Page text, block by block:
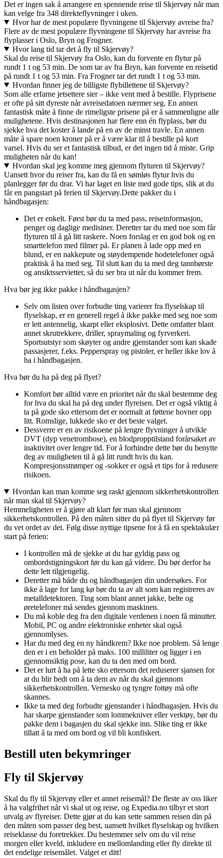
Det er ingen sak å arrangere en spennende reise til Skjervøy når man
kan velge fra 348 direkteflyvninger i uken.
Hvor har de mest populære flyvningene til Skjervøy avreise fra?
Flere av de mest populære flyvningene til Skjervøy har avreise fra
flyplasser i Oslo, Bryn og Frogner.
Hvor lang tid tar det å fly til Skjervøy?
Skal du reise til Skjervøy fra Oslo, kan du forvente en flytur på
rundt 1 t og 53 min. De som tar av fra Bryn, kan forvente en reisetid
på rundt 1 t og 53 min. Fra Frogner tar det rundt 1 t og 53 min.
Hvordan finner jeg de billigste flybillettene til Skjervøy?
Som alle erfarne jetsettere sier – ikke vent med å bestille. Flyprisene
er ofte på sitt dyreste når avreisedatoen nærmer seg. En annen
fantastisk måte å finne de rimeligste prisene på er å sammenligne alle
mulighetene. Hvis destinasjonen har flere enn én flyplass, bør du
sjekke hva det koster å lande på en av de minst travle. En annen
måte å spare noen kroner på er å være klar til å bestille på kort
varsel. Hvis du ser et fantastisk tilbud, er det ingen tid å miste. Grip
muligheten når du kan!
Hvordan skal jeg komme meg gjennom flyturen til Skjervøy?
Uansett hvor du reiser fra, kan du få en sømløs flytur hvis du
planlegger før du drar. Vi har laget en liste med gode tips, slik at du
får en pangstart på ferien til Skjervøy.Dette pakker du i
håndbagasjen:
Det er enkelt. Først bør du ta med pass, reiseinformasjon,
penger og daglige medisiner. Deretter tar du med noe som får
flyturen til å gå litt raskere. Noen forslag er en god bok og en
smarttelefon med filmer på. Er planen å lade opp med en
blund, er en nakkepute og støydempende hodetelefoner også
praktisk å ha med seg. Til slutt kan du ta med deg tannbørste
og ansiktsservietter, så du ser bra ut når du kommer frem.
Hva bør jeg ikke pakke i håndbagasjen?
Selv om listen over forbudte ting varierer fra flyselskap til
flyselskap, er en generell regel å ikke pakke med seg noe som
er lett antennelig, skarpt eller eksplosivt. Dette omfatter blant
annet skrutrekkere, driller, spraymaling og fyrverkeri.
Sportsutstyr som skøyter og andre gjenstander som kan skade
passasjerer, f.eks. Pepperspray og pistoler, er heller ikke lov å
ha i håndbagasjen.
Hva bør du ha på deg på flyet?
Komfort bør alltid være en prioritet når du skal bestemme deg
for hva du skal ha på deg under flyreisen. Det er også viktig å
ta på gode sko ettersom det er normalt at føttene hovner opp
litt. Romslige, lukkede sko er det beste valget.
Dessverre er en av risikoene på lengre flyvninger å utvikle
DVT (dyp venetrombose), en blodpropptilstand forårsaket av
inaktivitet over lengre tid. For å forhindre dette bør du benytte
deg av muligheten til å gå litt rundt hvis du kan.
Kompresjonsstrømper og -sokker er også et tips for å redusere
risikoen.
Hvordan kan man komme seg raskt gjennom sikkerhetskontrollen
når man skal til Skjervøy?
Hemmeligheten er å gjøre alt klart før man skal gjennom
sikkerhetskontrollen. På den måten sitter du på flyet til Skjervøy før
du vet ordet av det. Følg disse nyttige tipsene for å få en spektakulær
start på ferien:
I kontrollen må de sjekke at du har gyldig pass og
ombordstigningskort før du kan gå videre. Du bør derfor ha
dette lett tilgjengelig.
Deretter må både du og håndbagasjen din undersøkes. For
ikke å lage for lang kø bør du ta av alt som kan registreres av
metalldetektoren. Ting som blant annet jakke, belte og
øretelefoner må sendes gjennom maskinen.
Du må koble deg fra den digitale verdenen i noen få minutter.
Mobil, PC og andre elektroniske enheter skal også
gjennomlyses.
Har du med deg en ny håndkrem? Ikke noe problem. Så lenge
den er i en beholder på maks. 100 milliliter og ligger i en
gjennomsiktig pose, kan du ta den med om bord.
Det er lurt å ha på lette sko ettersom det reduserer sjansen for
at du blir bedt om å ta dem av når du skal gjennom
sikkerhetskontrollen. Vernesko og tyngre fottøy må ofte
skannes.
Ikke ta med deg forbudte gjenstander i håndbagasjen. Hvis du
har skarpe gjenstander som lommekniver eller verktøy, bør du
pakke dem i bagasjen du skal sjekke inn. Slike ting er ikke
tillatt å ta med om bord og vil bli konfiskert.
Bestill uten bekymringer
Fly til Skjervøy
Skal du fly til Skjervøy eller et annet reisemål? De fleste av oss liker
å ha valgfrihet når vi skal ut og reise, og Expedia.no tilbyr et stort
utvalg av flyreiser. Dette gjør at du kan sette sammen reisen din på
den måten som passer deg best, uansett hvilket flyselskap og hvilken
reiseklasse du foretrekker. Du bestemmer selv om du vil reise
morgen eller kveld, inkludere en mellomlanding eller fly direkte til
det endelige reisemålet. Valget er ditt!